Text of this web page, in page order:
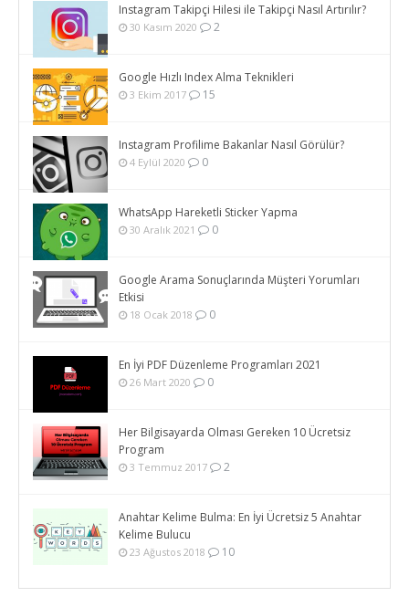
Instagram Takipçi Hilesi ile Takipçi Nasıl Artırılır?
30 Kasım 2020 2
Google Hızlı Index Alma Teknikleri
3 Ekim 2017 15
Instagram Profilime Bakanlar Nasıl Görülür?
4 Eylül 2020 0
WhatsApp Hareketli Sticker Yapma
30 Aralık 2021 0
Google Arama Sonuçlarında Müşteri Yorumları
Etkisi
18 Ocak 2018 0
En İyi PDF Düzenleme Programları 2021
26 Mart 2020 0
Her Bilgisayarda Olması Gereken 10 Ücretsiz
Program
3 Temmuz 2017 2
Anahtar Kelime Bulma: En İyi Ücretsiz 5 Anahtar
Kelime Bulucu
23 Ağustos 2018 10